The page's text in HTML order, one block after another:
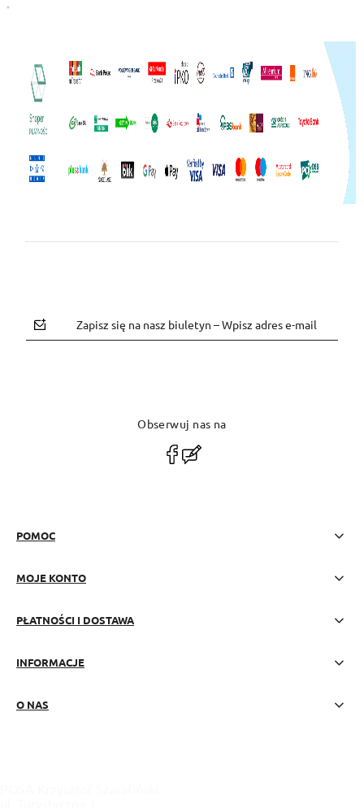
Zapisz się na nasz biuletyn – Wpisz adres e-mail
Obserwuj nas na
POMOC
MOJE KONTO
PŁATNOŚCI I DOSTAWA
INFORMACJE
O NAS